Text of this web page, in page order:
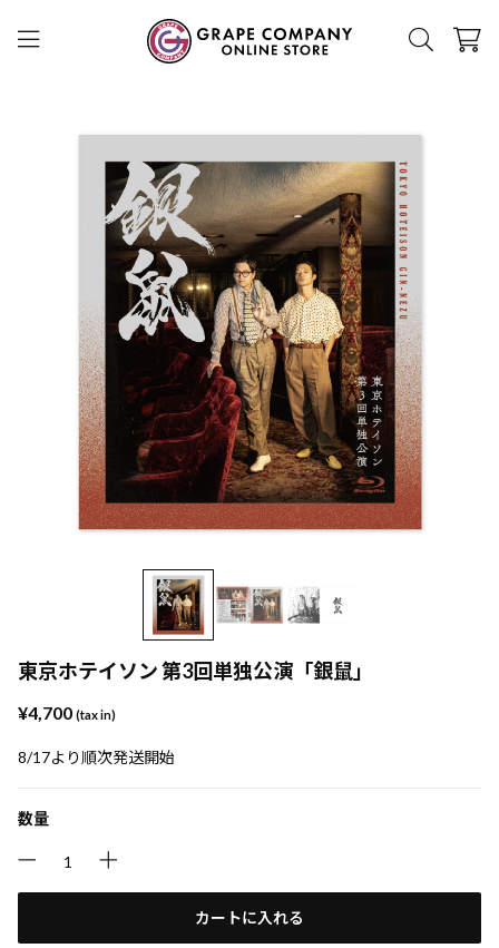
東京ホテイソン 第3回単独公演「銀鼠」
¥4,700 (tax in)
8/17より順次発送開始
数量
カートに入れる